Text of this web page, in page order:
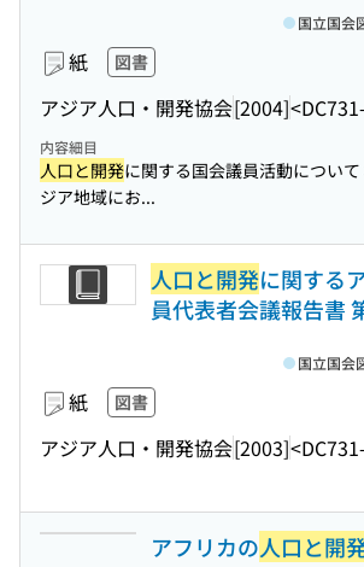
紙 図書
アジア人口・開発協会[2004]
国立国会
内容細目
人口と開発に関する国会議員活動につい
ジア地域にお...
人口と開発に関する
員代表者会議報告書
紙 図書
アジア人口・開発協会[2003]
国立国会
アフリカの人口と開